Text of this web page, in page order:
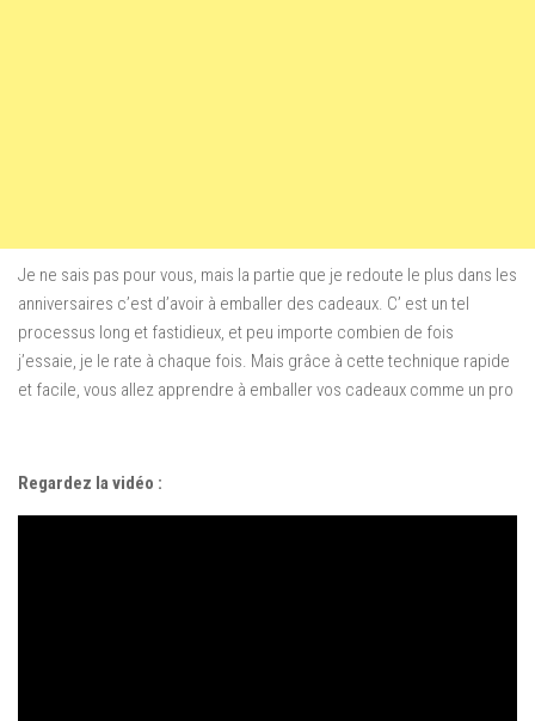
Je ne sais pas pour vous, mais la partie que je redoute le plus dans les
anniversaires c’est d’avoir à emballer des cadeaux. C’ est un tel
processus long et fastidieux, et peu importe combien de fois
j’essaie, je le rate à chaque fois. Mais grâce à cette technique rapide
et facile, vous allez apprendre à emballer vos cadeaux comme un pro
Regardez la vidéo :